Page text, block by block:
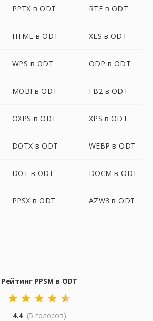
PPTX в ODT RTF в ODT
HTML в ODT XLS в ODT
WPS в ODT ODP в ODT
MOBI в ODT FB2 в ODT
OXPS в ODT XPS в ODT
DOTX в ODT WEBP в ODT
DOT в ODT DOCM в ODT
PPSX в ODT AZW3 в ODT
Рейтинг PPSM в ODT
4.4 (5 голосов)